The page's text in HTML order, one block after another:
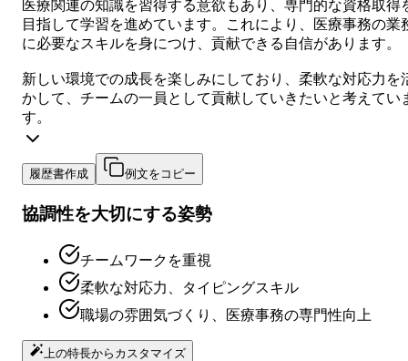
医療関連の知識を習得する意欲もあり、専門的な資格取得
目指して学習を進めています。これにより、医療事務の業
に必要なスキルを身につけ、貢献できる自信があります。
新しい環境での成長を楽しみにしており、柔軟な対応力を
かして、チームの一員として貢献していきたいと考えてい
す。
履歴書作成 例文をコピー
協調性を大切にする姿勢
チームワークを重視
柔軟な対応力、タイピングスキル
職場の雰囲気づくり、医療事務の専門性向上
上の特長からカスタマイズ